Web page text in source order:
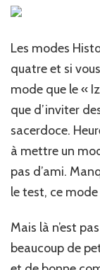
Les modes
quatre et si
mode que le «
que d’inviter
sacerdoce.
à mettre un
pas d’ami.
le test, ce
Mais là n’est
beaucoup de